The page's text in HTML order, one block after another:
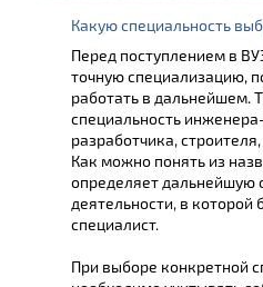
Перед поступлением в
точную специализацию,
работать в дальнейшем.
специальность
разработчика,
Как можно понять из
определяет дальнейшую
деятельности, в которой
специалист.
При выборе конкретной
Какую специальность